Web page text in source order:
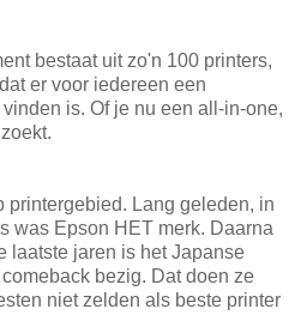
bestaat uit zo'n 100 printers,
er voor iedereen een
is. Of je nu een all-in-one,
printergebied. Lang geleden, in
was Epson HET merk. Daarna
laatste jaren is het Japanse
bezig. Dat doen ze
niet zelden als beste printer